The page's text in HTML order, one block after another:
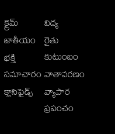
క్రైమ్
జాతీయం
భక్తి
సమాచారం
క్లాసిఫైడ్స్
విద్య
రైతు
కుటుంబం
వాతావరణం
వ్యాపార
ప్రపంచం